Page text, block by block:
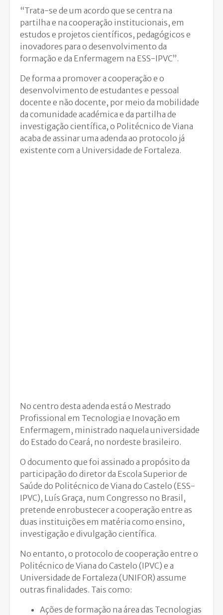
“Trata-se de um acordo que se centra na
partilha e na cooperação institucionais, em
estudos e projetos científicos, pedagógicos e
inovadores para o desenvolvimento da
formação e da Enfermagem na ESS-IPVC”.
De forma a promover a cooperação e o
desenvolvimento de estudantes e pessoal
docente e não docente, por meio da mobilidade
da comunidade académica e da partilha de
investigação científica, o Politécnico de Viana
acaba de assinar uma adenda ao protocolo já
existente com a Universidade de Fortaleza.
No centro desta adenda está o Mestrado
Profissional em Tecnologia e Inovação em
Enfermagem, ministrado naquela universidade
do Estado do Ceará, no nordeste brasileiro.
O documento que foi assinado a propósito da
participação do diretor da Escola Superior de
Saúde do Politécnico de Viana do Castelo (ESS-
IPVC), Luís Graça, num Congresso no Brasil,
pretende enrobustecer a cooperação entre as
duas instituições em matéria como ensino,
investigação e divulgação científica.
No entanto, o protocolo de cooperação entre o
Politécnico de Viana do Castelo (IPVC) e a
Universidade de Fortaleza (UNIFOR) assume
outras finalidades. Tais como:
Ações de formação na área das Tecnologias